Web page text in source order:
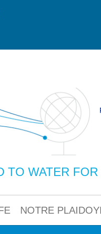
TO WATER
NOTRE